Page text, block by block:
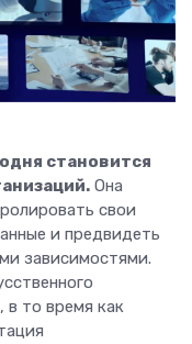
становится
Она
свои
и предвидеть
зависимостями.
в то время как